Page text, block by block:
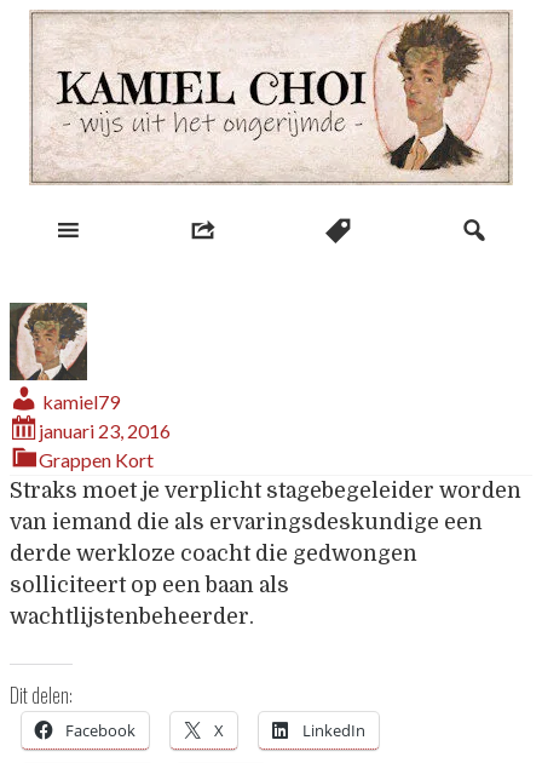
Skip
content
Kamiel Choi
kamiel79
januari 23, 2016
Grappen Kort
Straks moet je verplicht stagebegeleider worden
van iemand die als ervaringsdeskundige een
derde werkloze coacht die gedwongen
solliciteert op een baan als
wachtlijstenbeheerder.
Dit delen:
Facebook X LinkedIn